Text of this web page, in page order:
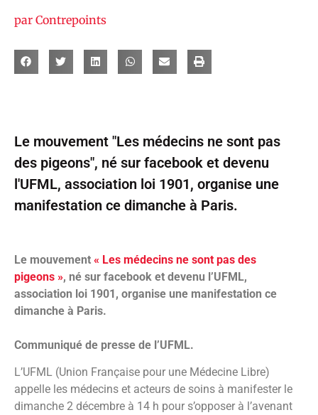
par Contrepoints
Le mouvement "Les médecins ne sont pas
des pigeons", né sur facebook et devenu
l'UFML, association loi 1901, organise une
manifestation ce dimanche à Paris.
Le mouvement « Les médecins ne sont pas des
pigeons », né sur facebook et devenu l’UFML,
association loi 1901, organise une manifestation ce
dimanche à Paris.
Communiqué de presse de l’UFML.
L’UFML (Union Française pour une Médecine Libre)
appelle les médecins et acteurs de soins à manifester le
dimanche 2 décembre à 14 h pour s’opposer à l’avenant